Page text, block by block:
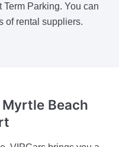
Parking. You can
of rental suppliers.
Beach